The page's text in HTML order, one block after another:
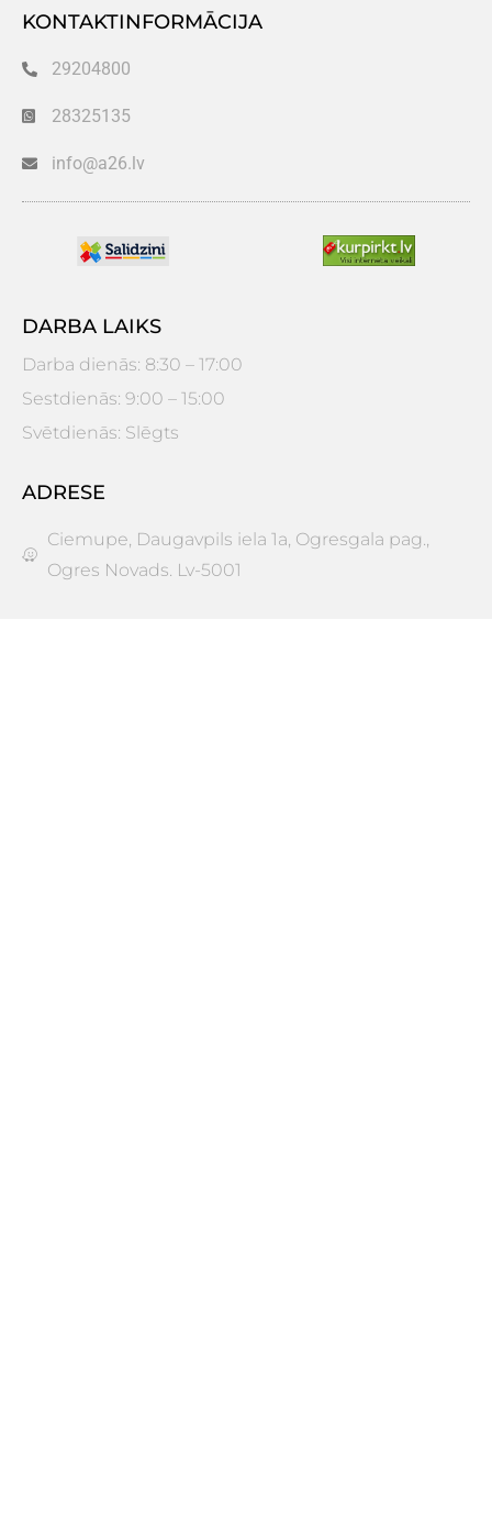
KONTAKTINFORMĀCIJA
29204800
28325135
info@a26.lv
DARBA LAIKS
Darba dienās: 8:30 – 17:00
Sestdienās: 9:00 – 15:00
Svētdienās: Slēgts
ADRESE
Ciemupe, Daugavpils iela 1a, Ogresgala pag.,
Ogres Novads. Lv-5001